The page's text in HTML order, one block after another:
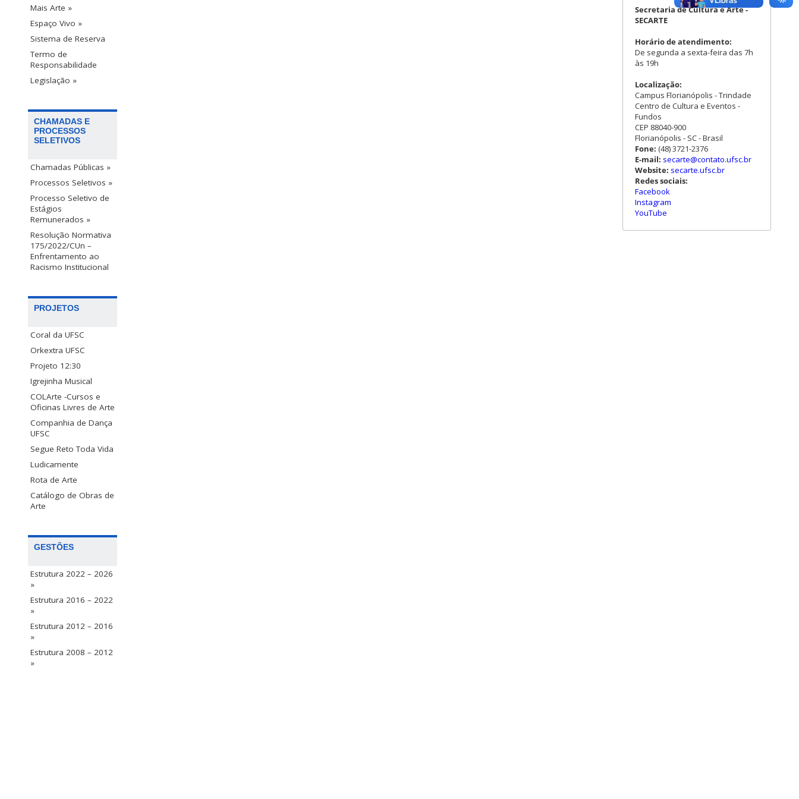
Mais Arte »
Espaço Vivo »
Sistema de Reserva
Termo de
Responsabilidade
Legislação »
CHAMADAS E
PROCESSOS
SELETIVOS
Chamadas Públicas »
Processos Seletivos »
Processo Seletivo de
Estágios
Remunerados »
Resolução Normativa
175/2022/CUn –
Enfrentamento ao
Racismo Institucional
PROJETOS
Coral da UFSC
Orkextra UFSC
Projeto 12:30
Igrejinha Musical
COLArte -Cursos e
Oficinas Livres de Arte
Companhia de Dança
UFSC
Segue Reto Toda Vida
Ludicamente
Rota de Arte
Catálogo de Obras de
Arte
GESTÕES
Estrutura 2022 – 2026
»
Estrutura 2016 – 2022
»
Estrutura 2012 – 2016
»
Estrutura 2008 – 2012
»
Secretaria de Cultura e Arte -
SECARTE
Horário de atendimento:
De segunda a sexta-feira das 7h
às 19h
Localização:
Campus Florianópolis - Trindade
Centro de Cultura e Eventos -
Fundos
CEP 88040-900
Florianópolis - SC - Brasil
Fone: (48) 3721-2376
E-mail: secarte@contato.ufsc.br
Website: secarte.ufsc.br
Redes sociais:
Facebook
Instagram
YouTube